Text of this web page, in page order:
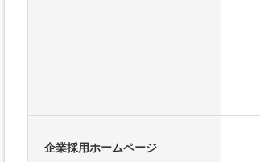
企業採用ホームページ